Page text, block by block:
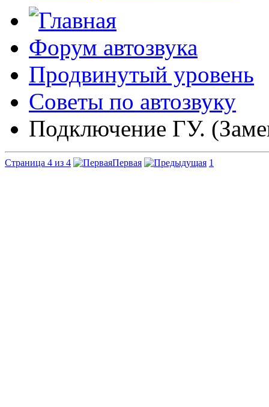
Форум автозвука
Продвинутый уровень
Советы по автозвуку
Подключение ГУ.
Страница 4 из 4 Первая 1